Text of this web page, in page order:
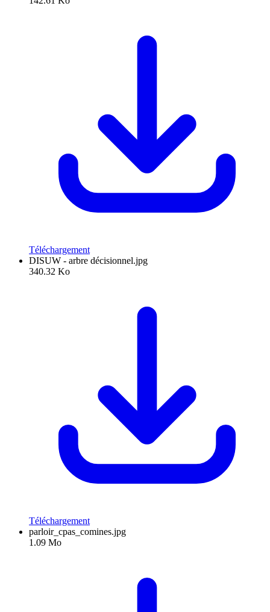
Téléchargement
DISUW - arbre décisionnel.jpg
340.32 Ko
Téléchargement
parloir_cpas_comines.jpg
1.09 Mo